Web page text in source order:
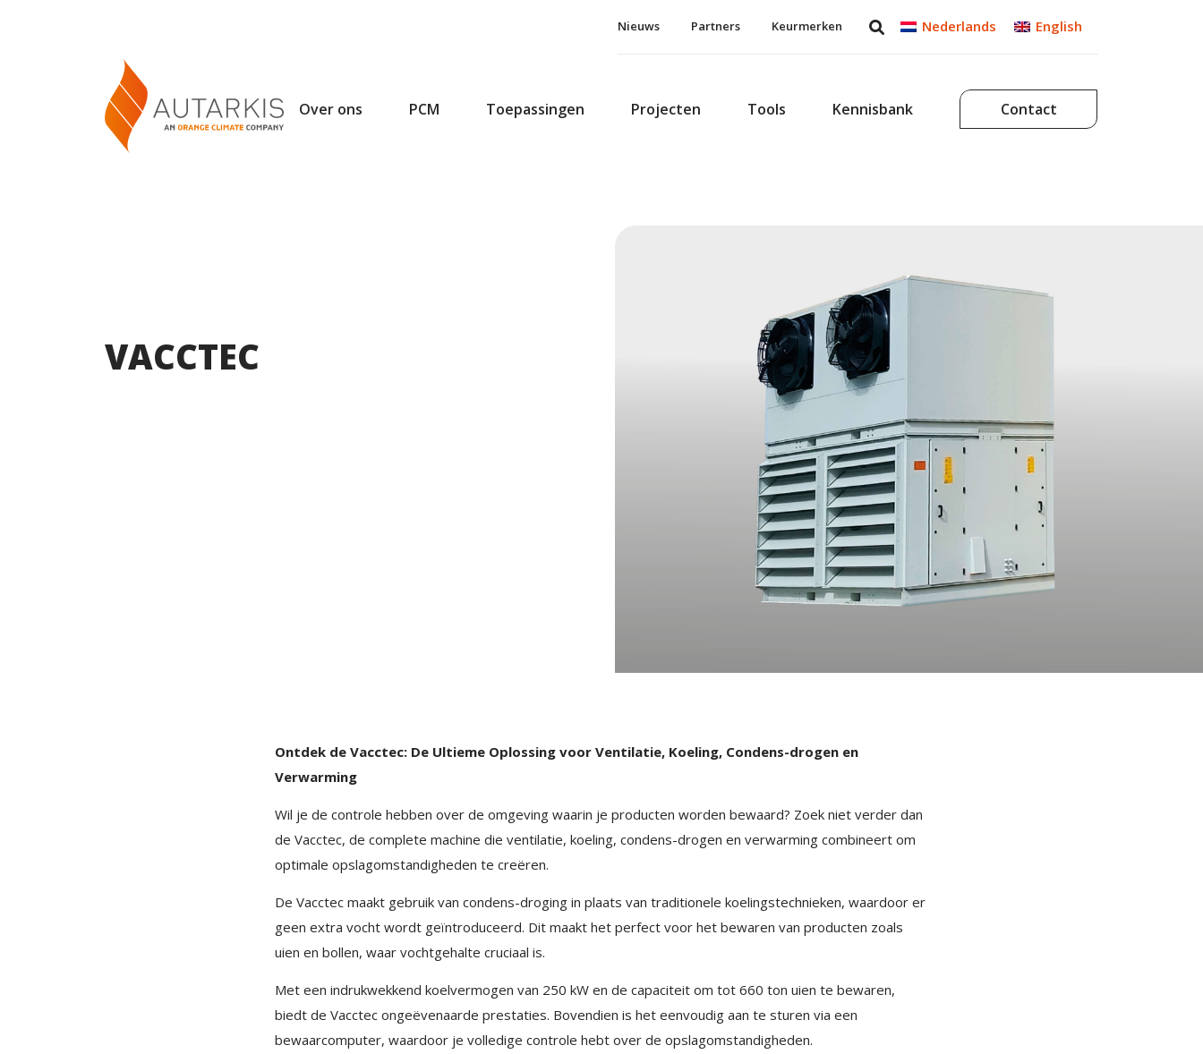
Nieuws Partners Keurmerken Nederlands English
Over ons PCM Toepassingen Projecten Tools Kennisbank Contact
VACCTEC
Ontdek de Vacctec: De Ultieme Oplossing voor Ventilatie, Koeling, Condens-drogen en
Verwarming
Wil je de controle hebben over de omgeving waarin je producten worden bewaard? Zoek niet verder dan
de Vacctec, de complete machine die ventilatie, koeling, condens-drogen en verwarming combineert om
optimale opslagomstandigheden te creëren.
De Vacctec maakt gebruik van condens-droging in plaats van traditionele koelingstechnieken, waardoor er
geen extra vocht wordt geïntroduceerd. Dit maakt het perfect voor het bewaren van producten zoals
uien en bollen, waar vochtgehalte cruciaal is.
Met een indrukwekkend koelvermogen van 250 kW en de capaciteit om tot 660 ton uien te bewaren,
biedt de Vacctec ongeëvenaarde prestaties. Bovendien is het eenvoudig aan te sturen via een
bewaarcomputer, waardoor je volledige controle hebt over de opslagomstandigheden.
SHARE ×
Facebook
Twitter
LinkedIn
Tristique sollicitudin nibh sit amet commodo nulla.
ridiculus mus. Id aliquet risus feugiat in ante. Nullam
vehicula ipsum a arcu. Tristique magna sit amet
purus gravida quis blandit turpis. Tortor consequat
id porta nibh venenatis cras sed felis.
Faucibus vitae aliquet nec ullamcorper sit amet risus
nullam. Orci sagittis eu volutpat odio facilisis mauris